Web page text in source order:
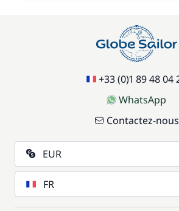
+33 (0)1 89 48 04
WhatsApp
Contactez-nous
EUR
FR